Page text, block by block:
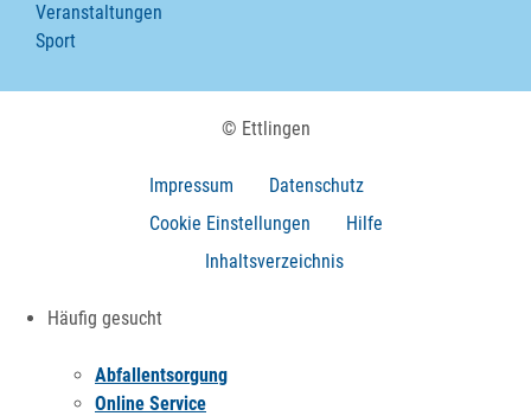
Veranstaltungen
Sport
© Ettlingen
Impressum
Datenschutz
Cookie Einstellungen
Hilfe
Inhaltsverzeichnis
Häufig gesucht
Abfallentsorgung
Online Service